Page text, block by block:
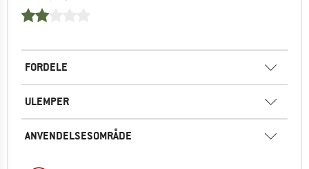
FORDELE
ULEMPER
ANVENDELSESOMRÅDE